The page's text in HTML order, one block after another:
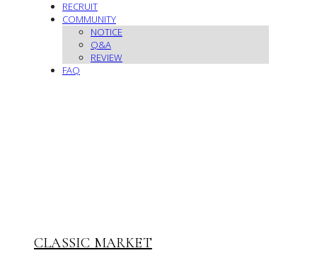
RECRUIT
COMMUNITY
NOTICE
Q&A
REVIEW
FAQ
CLASSIC MARKET